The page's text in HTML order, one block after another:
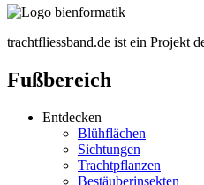
trachtfliessband.de ist ein Projekt
Fußbereich
Entdecken
Blühflächen
Sichtungen
Trachtpflanzen
Bestäuberinsekten